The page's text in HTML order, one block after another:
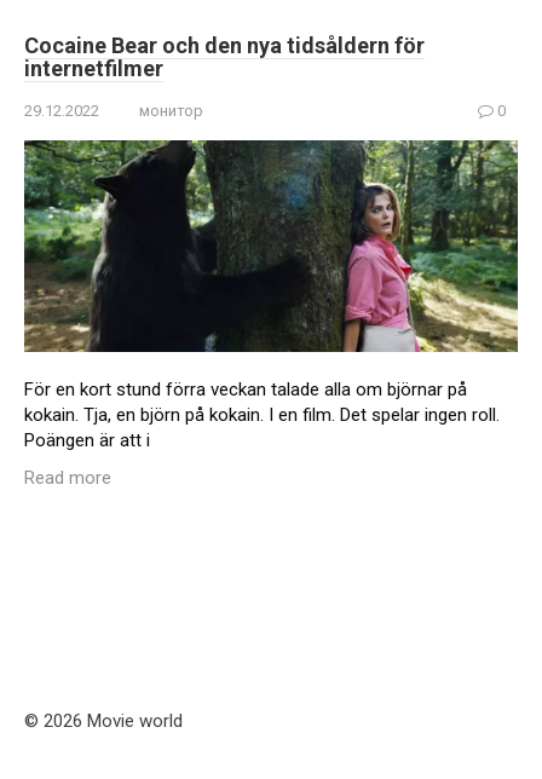
Cocaine Bear och den nya tidsåldern för
internetfilmer
29.12.2022 монитор 0
För en kort stund förra veckan talade alla om björnar på
kokain. Tja, en björn på kokain. I en film. Det spelar ingen roll.
Poängen är att i
Read more
© 2026 Movie world